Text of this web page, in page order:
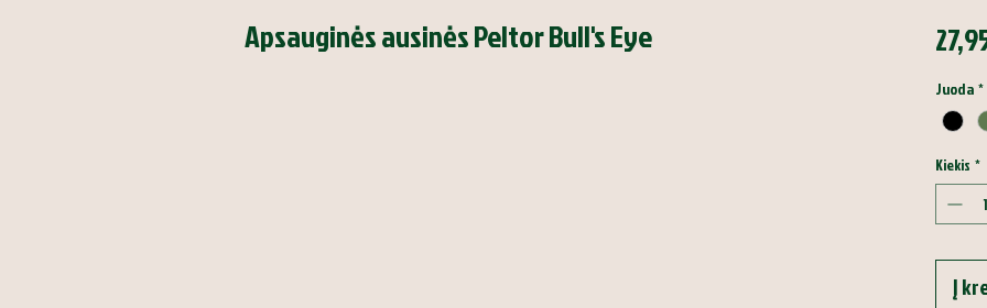
Apsauginės ausinės Peltor Bull's Eye
Juoda *
Kiekis *
Į